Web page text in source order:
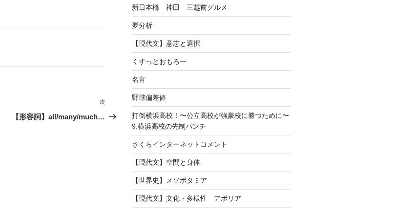
次
の
次
【形容詞】all/many/much…
新日本橋 神田 三越前グルメ
夢分析
【現代文】意志と選択
くすっとおもろー
名言
野球偏差値
打倒横浜高校！〜公立高校が強豪校に勝つために〜
9.横浜高校の先制パンチ
さくらインターネットコメント
【現代文】空間と身体
【世界史】メソポタミア
【現代文】文化・多様性 アポリア